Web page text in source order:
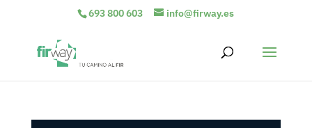
693 800 603 info@firway.es